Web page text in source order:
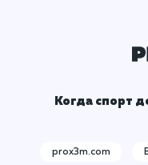
Когда спорт
prox3m.com